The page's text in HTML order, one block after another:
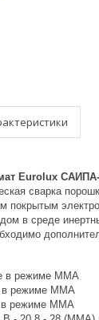
Eurolux САИПА-
сварка
покрытым
в среде
в режиме ММА
в режиме ММА
в режиме ММА